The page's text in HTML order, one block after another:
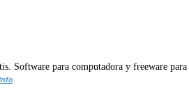
Software para computadora y freeware